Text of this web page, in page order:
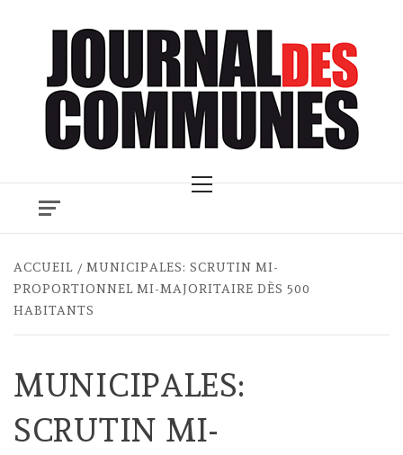
Menu
ACCUEIL
MUNICIPALES: SCRUTIN MI-
PROPORTIONNEL MI-MAJORITAIRE DÈS 500
HABITANTS
MUNICIPALES:
SCRUTIN MI-